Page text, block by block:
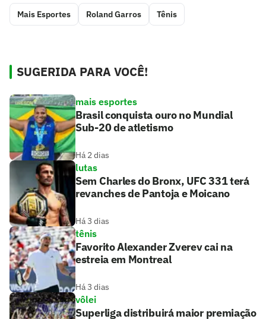
Mais Esportes Roland Garros Tênis
SUGERIDA PARA VOCÊ!
mais esportes
Brasil conquista ouro no Mundial
Sub-20 de atletismo
Há 2 dias
lutas
Sem Charles do Bronx, UFC 331 terá
revanches de Pantoja e Moicano
Há 3 dias
tênis
Favorito Alexander Zverev cai na
estreia em Montreal
Há 3 dias
vôlei
Superliga distribuirá maior premiação